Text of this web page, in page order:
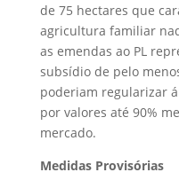
de 75 hectares que
agricultura familiar
as emendas ao PL
subsídio de pelo
poderiam regularizar
por valores até 90%
mercado.
Medidas Provisórias